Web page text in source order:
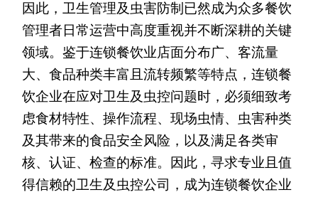
因此，卫生管理及虫害防制已然成为众多餐饮
管理者日常运营中高度重视并不断深耕的关键
领域。鉴于连锁餐饮业店面分布广、客流量
大、食品种类丰富且流转频繁等特点，连锁餐
饮企业在应对卫生及虫控问题时，必须细致考
虑食材特性、操作流程、现场虫情、虫害种类
及其带来的食品安全风险，以及满足各类审
核、认证、检查的标准。因此，寻求专业且值
得信赖的卫生及虫控公司，成为连锁餐饮企业